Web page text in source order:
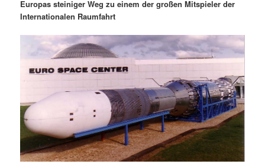
e
n
I
n
ä
r
e
n
n
a
o
n
Europas steiniger Weg zu einem der großen Mitspieler der
Internationalen Raumfahrt